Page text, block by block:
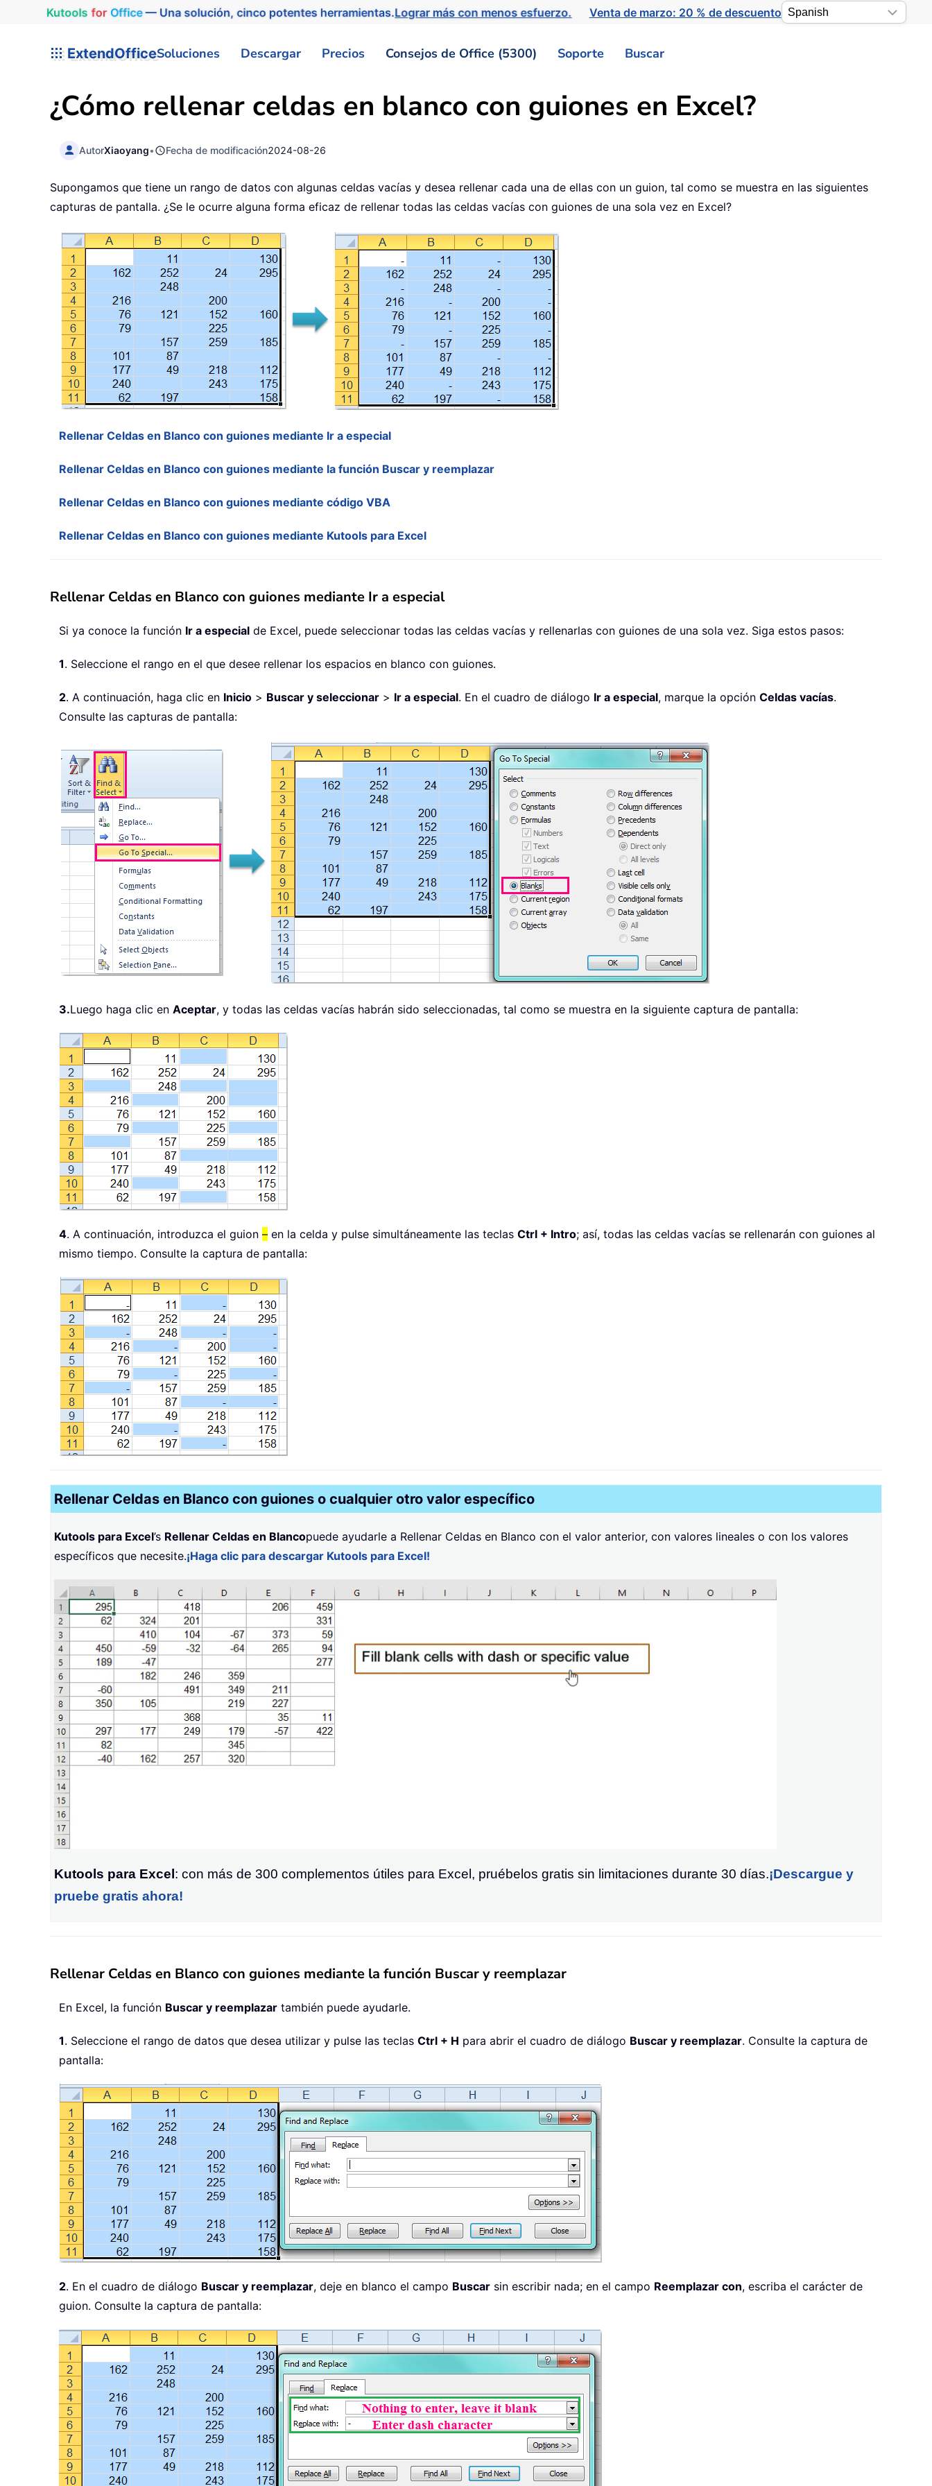
Kutools for Office— Una solución, cinco potentes herramientas.Lograr más con menos esfuerzo. Venta de marzo: 20 % de descuento
ExtendOfficeSoluciones Descargar Precios Consejos de Office (5300) Soporte Buscar
¿Cómo rellenar celdas en blanco con guiones en Excel?
AutorXiaoyang• Fecha de modificación2024-08-26
Supongamos que tiene un rango de datos con algunas celdas vacías y desea rellenar cada una de ellas con un guion, tal como se muestra en las siguientes
capturas de pantalla. ¿Se le ocurre alguna forma eficaz de rellenar todas las celdas vacías con guiones de una sola vez en Excel?
Rellenar Celdas en Blanco con guiones mediante Ir a especial
Rellenar Celdas en Blanco con guiones mediante la función Buscar y reemplazar
Rellenar Celdas en Blanco con guiones mediante código VBA
Rellenar Celdas en Blanco con guiones mediante Kutools para Excel
Rellenar Celdas en Blanco con guiones mediante Ir a especial
Si ya conoce la función Ir a especial de Excel, puede seleccionar todas las celdas vacías y rellenarlas con guiones de una sola vez. Siga estos pasos:
1. Seleccione el rango en el que desee rellenar los espacios en blanco con guiones.
2. A continuación, haga clic en Inicio > Buscar y seleccionar > Ir a especial. En el cuadro de diálogo Ir a especial, marque la opción Celdas vacías.
Consulte las capturas de pantalla:
3.Luego haga clic en Aceptar, y todas las celdas vacías habrán sido seleccionadas, tal como se muestra en la siguiente captura de pantalla:
4. A continuación, introduzca el guion – en la celda y pulse simultáneamente las teclas Ctrl + Intro; así, todas las celdas vacías se rellenarán con guiones al
mismo tiempo. Consulte la captura de pantalla:
Rellenar Celdas en Blanco con guiones o cualquier otro valor específico
Kutools para Excel’s Rellenar Celdas en Blancopuede ayudarle a Rellenar Celdas en Blanco con el valor anterior, con valores lineales o con los valores
específicos que necesite.¡Haga clic para descargar Kutools para Excel!
Kutools para Excel : con más de 300 complementos útiles para Excel, pruébelos gratis sin limitaciones durante 30 días.¡Descargue y
pruebe gratis ahora!
Rellenar Celdas en Blanco con guiones mediante la función Buscar y reemplazar
En Excel, la función Buscar y reemplazar también puede ayudarle.
1. Seleccione el rango de datos que desea utilizar y pulse las teclas Ctrl + H para abrir el cuadro de diálogo Buscar y reemplazar. Consulte la captura de
pantalla:
2. En el cuadro de diálogo Buscar y reemplazar, deje en blanco el campo Buscar sin escribir nada; en el campo Reemplazar con, escriba el carácter de
guion. Consulte la captura de pantalla: